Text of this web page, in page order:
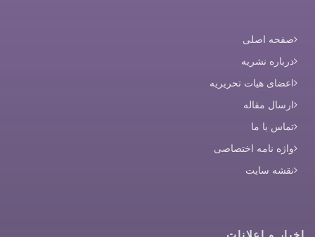
صفحه اصلی
درباره نشریه
اعضای هیات تحریریه
ارسال مقاله
تماس با ما
واژه نامه اختصاصی
نقشه سایت
اخبار و اعلانات